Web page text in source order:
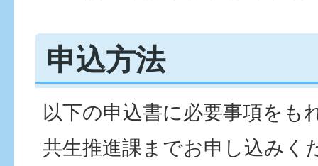
申込方法
以下の申込書に必要事項をも
共生推進課までお申し込みく